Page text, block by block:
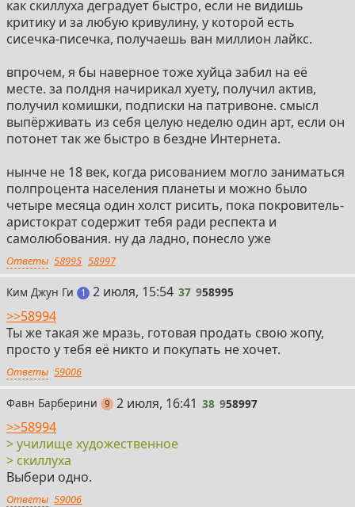
как скиллуха деградует быстро, если не видишь
критику и за любую кривулину, у которой есть
сисечка-писечка, получаешь ван миллион лайкс.
впрочем, я бы наверное тоже хуйца забил на её
месте. за полдня начирикал хуету, получил актив,
получил комишки, подписки на патривоне. смысл
выпёрживать из себя целую неделю один арт, если он
потонет так же быстро в бездне Интернета.
нынче не 18 век, когда рисованием могло заниматься
полпроцента населения планеты и можно было
четыре месяца один холст рисить, пока покровитель-
аристократ содержит тебя ради респекта и
самолюбования. ну да ладно, понесло уже
Ответы 58995 58997
Ким Джун Ги 1 пост
37
2 июля, 15:54 37 958995
>>58994
Ты же такая же мразь, готовая продать свою жопу,
просто у тебя её никто и покупать не хочет.
Ответы 59006
Фавн Барберини 9постов
38
2 июля, 16:41 38 958997
>>58994
> училище художественное
> скиллуха
Выбери одно.
Ответы 59006